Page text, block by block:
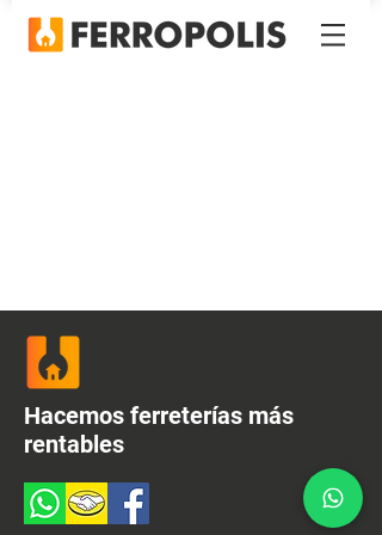
Hacemos ferreterías más
rentables